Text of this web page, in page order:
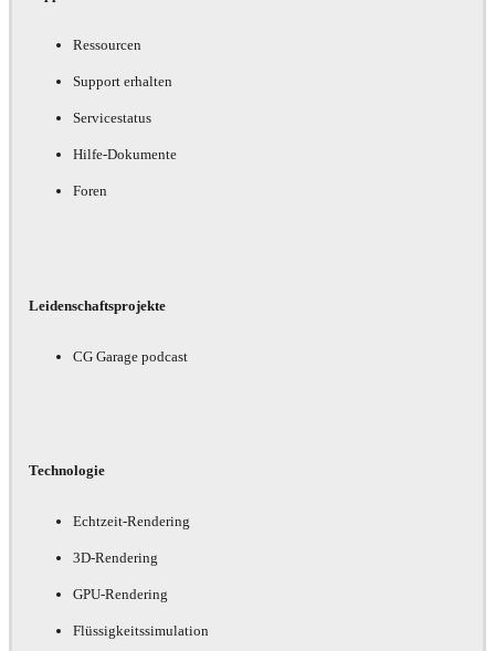
Ressourcen
Support erhalten
Servicestatus
Hilfe-Dokumente
Foren
Leidenschaftsprojekte
CG Garage podcast
Technologie
Echtzeit-Rendering
3D-Rendering
GPU-Rendering
Flüssigkeitssimulation